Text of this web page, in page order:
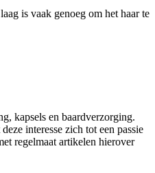
is vaak genoeg om het haar te
kapsels en baardverzorging.
interesse zich tot een passie
regelmaat artikelen hierover